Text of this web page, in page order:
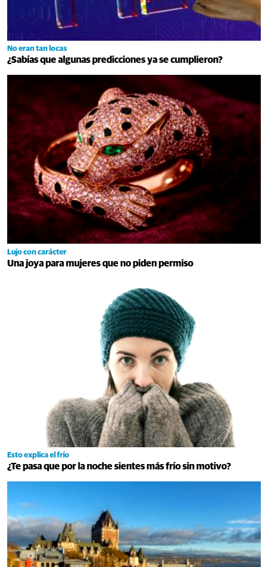
No eran tan locas
¿Sabías que algunas predicciones ya se cumplieron?
Lujo con carácter
Una joya para mujeres que no piden permiso
Esto explica el frío
¿Te pasa que por la noche sientes más frío sin motivo?